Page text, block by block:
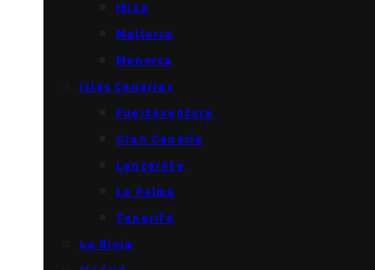
Ibiza
Mallorca
Menorca
Islas Canarias
Fuerteventura
Gran Canaria
Lanzarote
La Palma
Tenerife
La Rioja